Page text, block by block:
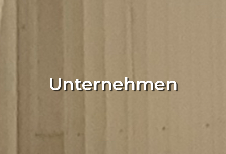
Unternehmen